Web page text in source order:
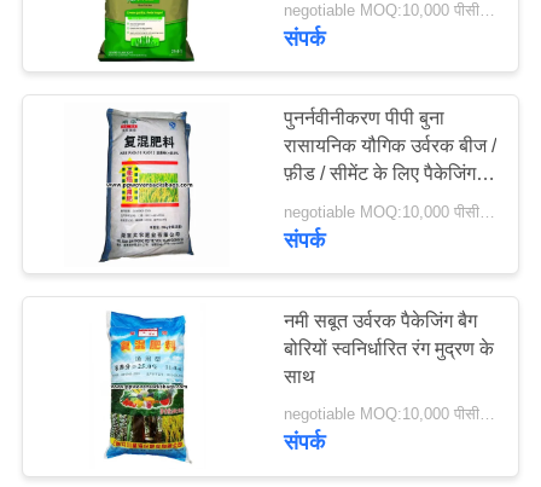
PRIVACY
POLICY
Multiwall पेपर बैग
एल्यूमीनियम पन्नी बैग
संपर्क
पुनर्नवीनीकरण पीपी बुना
रासायनिक यौगिक उर्वरक बीज /
फ़ीड / सीमेंट के लिए पैकेजिंग
negotiable MOQ:10,000 पीसीएस
संपर्क
नमी सबूत उर्वरक पैकेजिंग बैग
बोरियों स्वनिर्धारित रंग मुद्रण के
साथ
negotiable MOQ:10,000 पीसीएस
संपर्क